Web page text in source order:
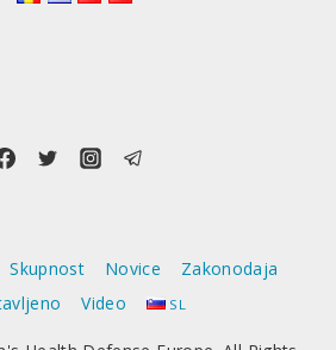
Skupnost Novice
Zakonodaja
Video SL